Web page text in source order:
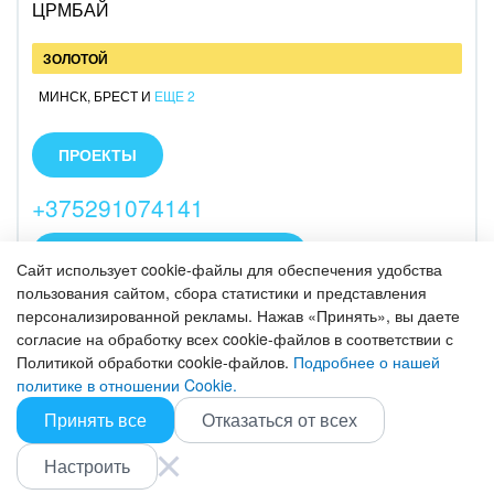
ЦРМБАЙ
ЗОЛОТОЙ
МИНСК, БРЕСТ И ЕЩЕ 2
телефонией, 1С и другими сервисами, доработка,
обучение работе в системе. 5 лет опыта, 200+
ПВТ. Бесплатная консультация
ПРОЕКТЫ
+375291074141
SANQ
ЗОЛОТОЙ
МИНСК
Занимаемся комплексным внедрением Битрикс24.
Предоставляем полный спектр услуг: построение
отделов продаж, автоматизация бизнес-процессов,
ПРОЕКТЫ
Сайт использует cookie-файлы для обеспечения удобства
пользования сайтом, сбора статистики и представления
персонализированной рекламы. Нажав «Принять», вы даете
согласие на обработку всех cookie-файлов в соответствии с
Политикой обработки cookie-файлов. Подробнее о нашей
политике в отношении Cookie.
Принять все
Отказаться от всех
Настроить